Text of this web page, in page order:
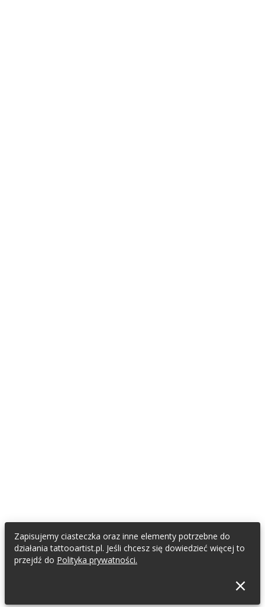
Zapisujemy ciasteczka oraz inne elementy potrzebne do
działania tattooartist.pl. Jeśli chcesz się dowiedzieć więcej to
przejdź do Polityka prywatności.